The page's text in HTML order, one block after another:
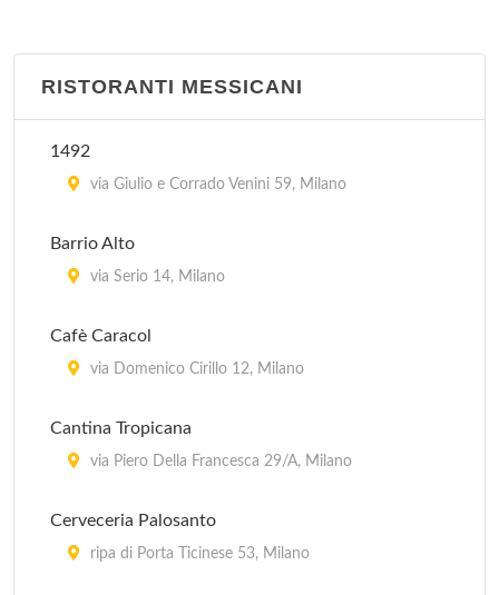
viale Tibaldi 1, Milano
RISTORANTI MESSICANI
1492
via Giulio e Corrado Venini 59, Milano
Barrio Alto
via Serio 14, Milano
Cafè Caracol
via Domenico Cirillo 12, Milano
Cantina Tropicana
via Piero Della Francesca 29/A, Milano
Cerveceria Palosanto
ripa di Porta Ticinese 53, Milano